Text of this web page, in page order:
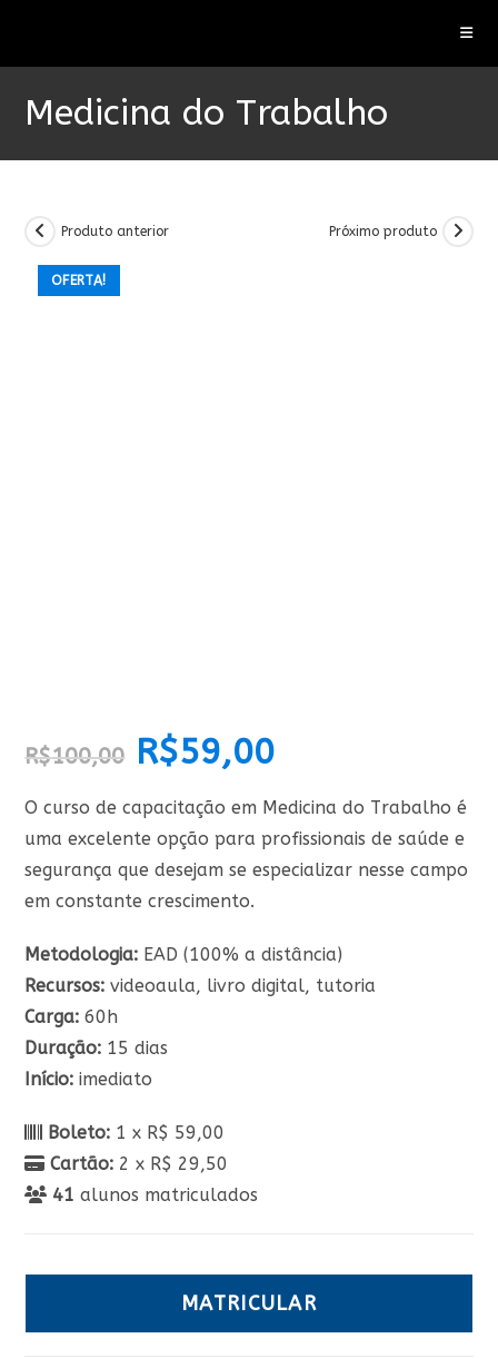
o
conteúdoMedicina do Trabalho
OFERTA!
Produto anterior Próximo produto
R$100,00
O
preço
original
R$100,00.
R$59,00preço
R$59,00.
O curso de capacitação em Medicina do Trabalho é
uma excelente opção para profissionais de saúde e
segurança que desejam se especializar nesse campo
em constante crescimento.
Metodologia: EAD (100% a distância)
Recursos: videoaula, livro digital, tutoria
Carga: 60h
Duração: 15 dias
Início: imediato
Boleto: 1 x R$ 59,00
Cartão: 2 x R$ 29,50
41 alunos matriculados
MATRICULAR